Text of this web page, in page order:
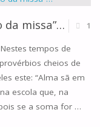
da missa”… 1
tempos de
cheios de
este: “Alma sã em
escola que, na
se a soma for …